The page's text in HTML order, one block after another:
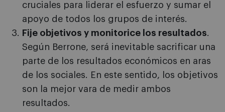
cruciales para liderar el esfuerzo y sumar el
apoyo de todos los grupos de interés.
Fije objetivos y monitorice los resultados.
Según Berrone, será inevitable sacrificar una
parte de los resultados económicos en aras
de los sociales. En este sentido, los objetivos
son la mejor vara de medir ambos
resultados.